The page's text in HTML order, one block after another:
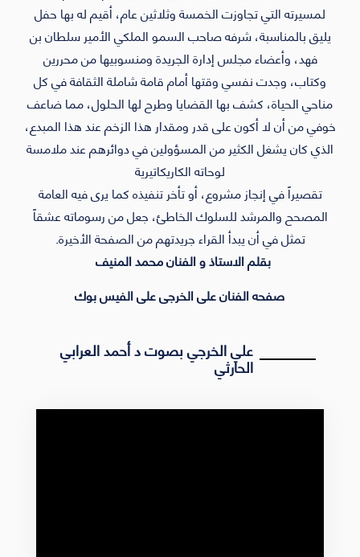
لمسيرته التي تجاوزت الخمسة وثلاثين عام، أقيم له بها حفل
يليق بالمناسبة، شرفه صاحب السمو الملكي الأمير سلطان بن
فهد، وأعضاء مجلس إدارة الجريدة ومنسوبيها من محررين
وكتاب، وجدت نفسي وقتها أمام قامة شاملة الثقافة في كل
مناحي الحياة، كشف بها القضايا وطرح لها الحلول، مما ضاعف
خوفي من أن لا أكون على قدر ومقدار هذا الزخم عند هذا المبدع،
الذي كان يشغل الكثير من المسؤولين في دوائرهم عند ملامسة
لوحاته الكاريكاتيرية
تقصيراً في إنجاز مشروع، أو تأخر تنفيذه كما يرى فيه العامة
المصحح والمرشد للسلوك الخاطئ، جعل من رسوماته عشقاً
تمثل في أن يبدأ القراء جريدتهم من الصفحة الأخيرة.
بقلم الاستاذ و الفنان محمد المنيف
صفحه الفنان على الخرجى على الفيس بوك
علي الخرجي بصوت د أحمد العرابي
الحارثي